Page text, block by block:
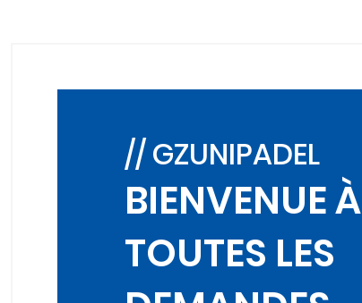
// GZUNIPADEL
BIENVENUE À
TOUTES LES